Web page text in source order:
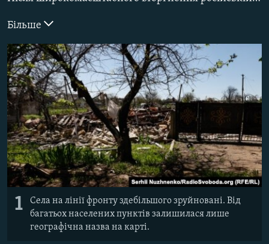
УКРАЇНСЬКА ПРОБЛЕМА КРИМУ
ІНФОГРАФІКА
Русский
Qırımtatar
ДОЛУЧАЙСЯ!
Усі сайти RFE/RL
Більше
1
Села на лінії фронту здебільшого зруйновані. Від
багатьох населених пунктів залишилася лише
географічна назва на карті.